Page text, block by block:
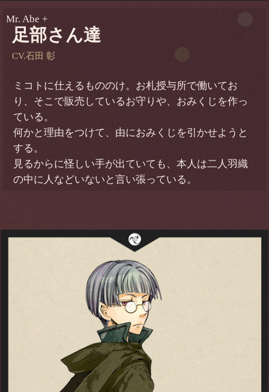
Mr. Abe +
足部さん達
CV.石田 彰
ミコトに仕えるもののけ。お札授与所で働いてお
り、そこで販売しているお守りや、おみくじを作っ
ている。
何かと理由をつけて、由におみくじを引かせようと
する。
見るからに怪しい手が出ていても、本人は二人羽織
の中に人などいないと言い張っている。